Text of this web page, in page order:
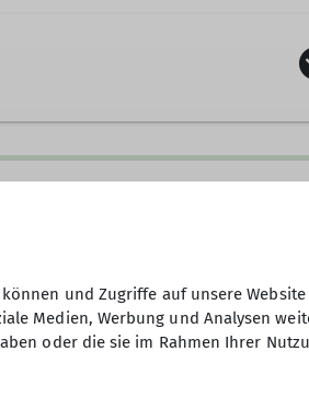
und Zugriffe auf unsere Website
Medien, Werbung und Analysen
oder die sie im Rahmen Ihrer